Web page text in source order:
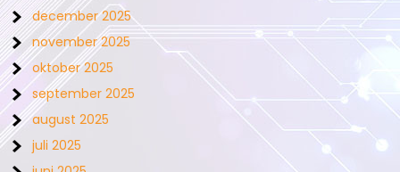
december 2025
november 2025
oktober 2025
september 2025
august 2025
juli 2025